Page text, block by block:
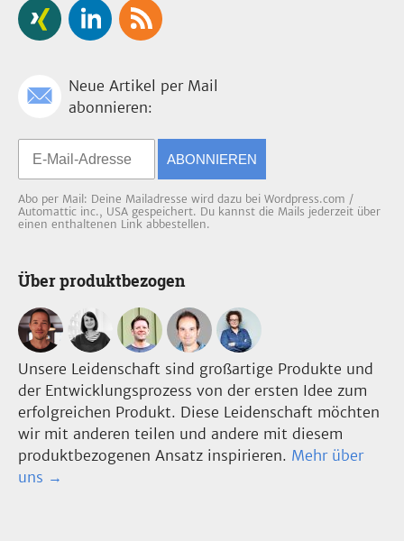
Neue Artikel per Mail
abonnieren:
ABONNIEREN
Abo per Mail: Deine Mailadresse wird dazu bei Wordpress.com /
Automattic inc., USA gespeichert. Du kannst die Mails jederzeit über
einen enthaltenen Link abbestellen.
Über produktbezogen
Unsere Leidenschaft sind großartige Produkte und
der Entwicklungsprozess von der ersten Idee zum
erfolgreichen Produkt. Diese Leidenschaft möchten
wir mit anderen teilen und andere mit diesem
produktbezogenen Ansatz inspirieren. Mehr über
uns →